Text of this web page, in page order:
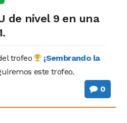
de nivel 9 en una
trofeo
¡Sembrando la
este trofeo.
0